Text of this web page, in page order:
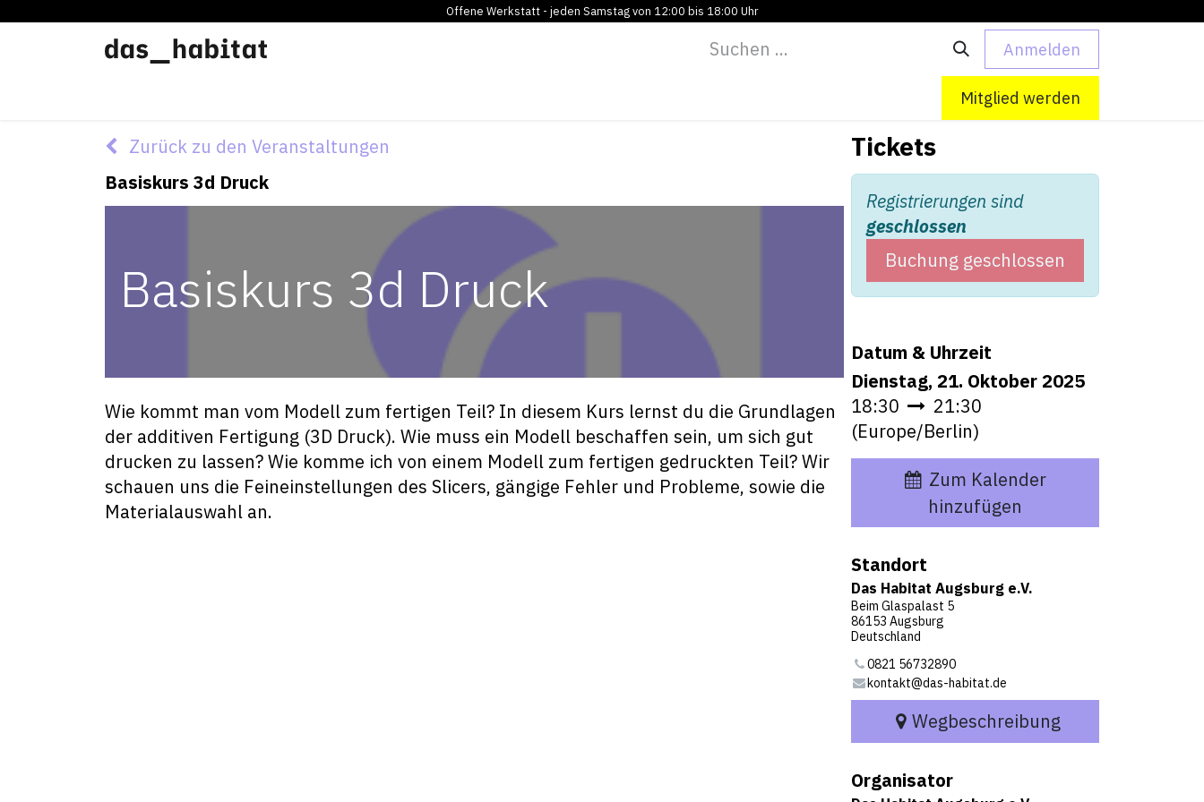
Offene Werkstatt - jeden Samstag von 12:00 bis 18:00 Uhr
Anmelden
Mitglied werden
Zurück zu den Veranstaltungen
Basiskurs 3d Druck
Basiskurs 3d Druck
Wie kommt man vom Modell zum fertigen Teil? In diesem Kurs lernst du die Grundlagen
der additiven Fertigung (3D Druck). Wie muss ein Modell beschaffen sein, um sich gut
drucken zu lassen? Wie komme ich von einem Modell zum fertigen gedruckten Teil? Wir
schauen uns die Feineinstellungen des Slicers, gängige Fehler und Probleme, sowie die
Materialauswahl an.
Tickets
Registrierungen sind
geschlossen
Buchung geschlossen
Datum & Uhrzeit
Dienstag, 21. Oktober 2025
18:30
21:30
(Europe/Berlin)
Zum Kalender
hinzufügen
Standort
Das Habitat Augsburg e.V.
Beim Glaspalast 5
86153 Augsburg
Deutschland
0821 56732890
kontakt@das-habitat.de
Wegbeschreibung
Organisator